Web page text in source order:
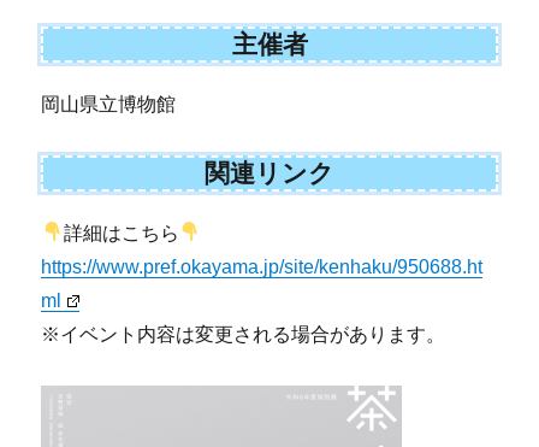
主催者
岡山県立博物館
関連リンク
詳細はこちら
https://www.pref.okayama.jp/site/kenhaku/950688.ht
ml
※イベント内容は変更される場合があります。